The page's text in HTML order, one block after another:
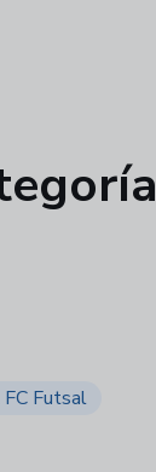
Futsal